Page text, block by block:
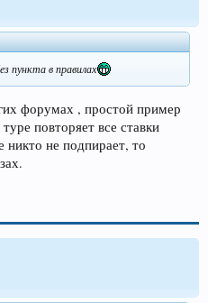
пункта в правилах
форумах , простой пример
повторяет все ставки
не подпирает, то